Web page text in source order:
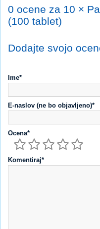
0 ocene za 10 ×
(100 tablet)
Dodajte svojo
Ime*
E-naslov (ne bo objavljeno)*
Ocena*
Komentiraj*